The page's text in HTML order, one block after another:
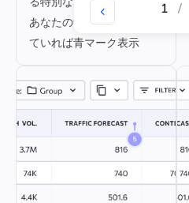
あなたのサイトが掲載され
ていれば青マーク表示
1 /